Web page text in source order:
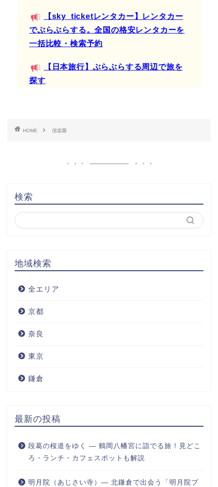
【sky_ticketレンタカー】レンタカー
でぶらぶらする。全国の格安レンタカーを
一括比較・検索予約
【日本旅行】ぶらぶらする周辺で旅を
探す
HOME 偕楽園
検索
地域検索
全エリア
京都
奈良
東京
鎌倉
最新の投稿
段葛の桜道をゆく ― 鶴岡八幡宮に詣でる旅！見どこ
ろ・ランチ・カフェスポットも解説
明月院（あじさい寺）― 北鎌倉で出会う「明月院ブ